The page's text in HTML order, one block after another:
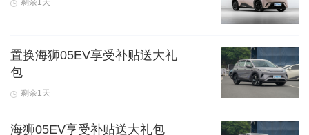
剩余1天
置换海狮05EV享受补贴送大礼
包
剩余1天
海狮05EV享受补贴送大礼包